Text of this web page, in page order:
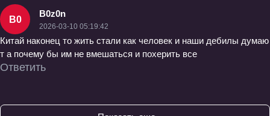
B0
B0z0n
2026-03-10 05:19:42
Китай наконец то жить стали как человек и наши дебилы думаю
т а почему бы им не вмешаться и похерить все
Ответить